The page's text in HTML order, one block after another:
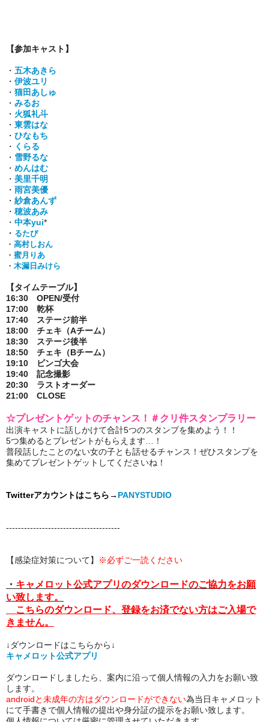
【参加キャスト】
・ 五木あきら
・ 伊波ユリ
・ 猫田あしゅ
・ みるお
・ 火狐礼斗
・ 東雲はな
・ ひなもち
・ くらる
・ 雪野るな
・ めんはむ
・ 美里千明
・ 雨宮美優
・ 紗倉あんず
・ 穂波あみ
・ 中本yui*
・ るたぴ
・ 高村しおん
・ 蜜月りあ
・ 木漏日みけら
【タイムテーブル】
16:30 OPEN/受付
17:00 乾杯
17:40 ステージ前半
18:00 チェキ（Aチーム）
18:30 ステージ後半
18:50 チェキ（Bチーム）
19:10 ビンゴ大会
19:40 記念撮影
20:30 ラストオーダー
21:00 CLOSE
☆プレゼントゲットのチャンス！＃クリ件スタンプラリー
出演キャストに話しかけて合計5つのスタンプを集めよう！！
5つ集めるとプレゼントがもらえます…！
普段話したことのない女の子とも話せるチャンス！ぜひスタンプを
集めてプレゼントゲットしてくださいね！
Twitterアカウントはこちら→ PANYSTUDIO
--------------------------------------
【感染症対策について】 ※必ずご一読ください
・ キャメロット公式アプリのダウンロードのご協力をお願
い致します。
こちらのダウンロード、登録をお済でない方はご入場で
きません。
↓ダウンロードはこちらから↓
キャメロット公式アプリ
ダウンロードしましたら、案内に沿って個人情報の入力をお願い致
します。
androidと未成年の方はダウンロードができない為当日キャメロット
にて手書きで個人情報の提出や身分証の提示をお願い致します。